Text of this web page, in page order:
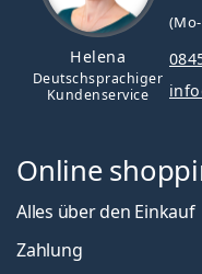
Helena
Deutschsprachiger
Kundenservice
Online
Alles über den Einkauf
Zahlung